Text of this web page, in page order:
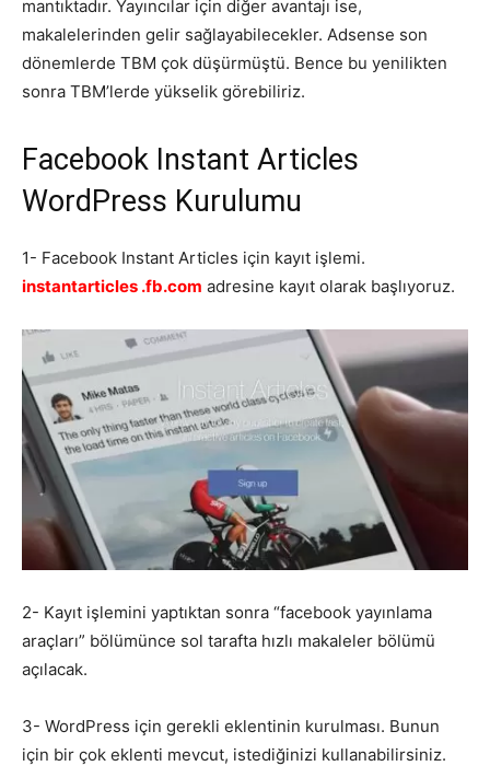
mantıktadır. Yayıncılar için diğer avantajı ise,
makalelerinden gelir sağlayabilecekler. Adsense son
dönemlerde TBM çok düşürmüştü. Bence bu yenilikten
sonra TBM’lerde yükselik görebiliriz.
Facebook Instant Articles
WordPress Kurulumu
1- Facebook Instant Articles için kayıt işlemi.
instantarticles .fb.com adresine kayıt olarak başlıyoruz.
2- Kayıt işlemini yaptıktan sonra “facebook yayınlama
araçları” bölümünce sol tarafta hızlı makaleler bölümü
açılacak.
3- WordPress için gerekli eklentinin kurulması. Bunun
için bir çok eklenti mevcut, istediğinizi kullanabilirsiniz.